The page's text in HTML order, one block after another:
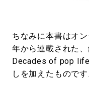
ちなみに本書はオ
年から連載された
Decades of pop
しを加えたものです